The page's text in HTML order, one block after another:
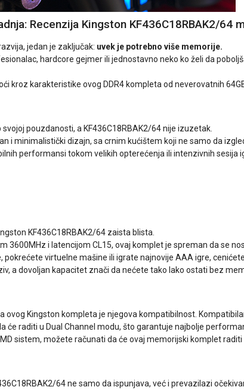
Recenzija Kingston KF436C18RBAK2/64
jedan je zaključak: uvek je potrebno više memorije.
hardcore gejmer ili jednostavno neko ko želi da
kroz karakteristike ovog DDR4 kompleta od neverovatnih
pouzdanosti, a KF436C18RBAK2/64 nije izuzetak.
i minimalistički dizajn, sa crnim kućištem koji ne samo da
performansi tokom velikih opterećenja ili intenzivnih
KF436C18RBAK2/64 zaista blista.
3600MHz i latencijom CL15, ovaj komplet je spreman da se
pokrećete virtuelne mašine ili igrate najnovije AAA igre,
a dovoljan kapacitet znači da nećete tako lako ostati bez
ovog Kingston kompleta je njegova kompatibilnost.
će raditi u Dual Channel modu, što garantuje najbolje
sistem, možete računati da će ovaj memorijski komplet raditi
64 ne samo da ispunjava, već i prevazilazi